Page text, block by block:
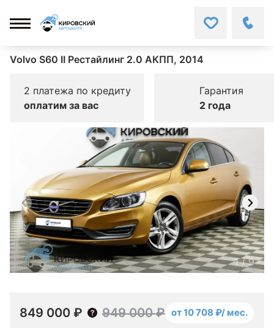
Volvo S60 II Рестайлинг 2.0 АКПП, 2014
2 платежа по кредиту
оплатим за вас
Гарантия
2 года
1/9
849 000 ₽ 949 000 ₽ от 10 708 ₽/ мес.